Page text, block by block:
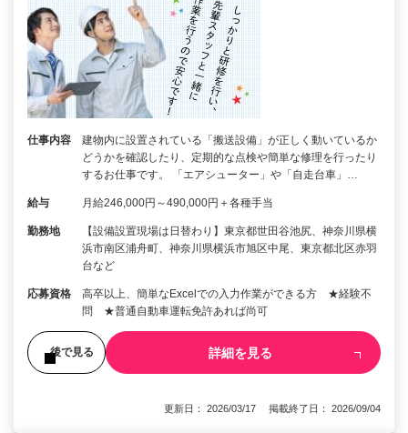
仕事内容
建物内に設置されている「搬送設備」が正しく動いているか
どうかを確認したり、定期的な点検や簡単な修理を行ったり
するお仕事です。 「エアシューター」や「自走台車」…
給与 月給246,000円～490,000円＋各種手当
勤務地
【設備設置現場は日替わり】東京都世田谷池尻、神奈川県横
浜市南区浦舟町、神奈川県横浜市旭区中尾、東京都北区赤羽
台など
応募資格
高卒以上、簡単なExcelでの入力作業ができる方 ★経験不
問 ★普通自動車運転免許あれば尚可
後で見る 詳細を見る
更新日： 2026/03/17 掲載終了日： 2026/09/04